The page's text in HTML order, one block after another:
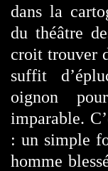
dans la
du théâtre
croit trouver
suffit
oignon
imparable.
: un simple
homme